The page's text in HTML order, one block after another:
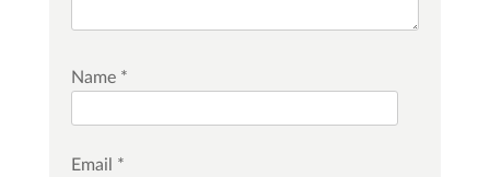
Name *
Email *